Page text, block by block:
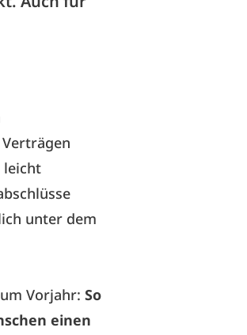
leicht
unter dem
Vorjahr: So
einen